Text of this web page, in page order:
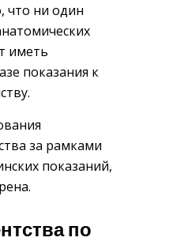
что ни один
иметь
показания к
за рамками
показаний,
по